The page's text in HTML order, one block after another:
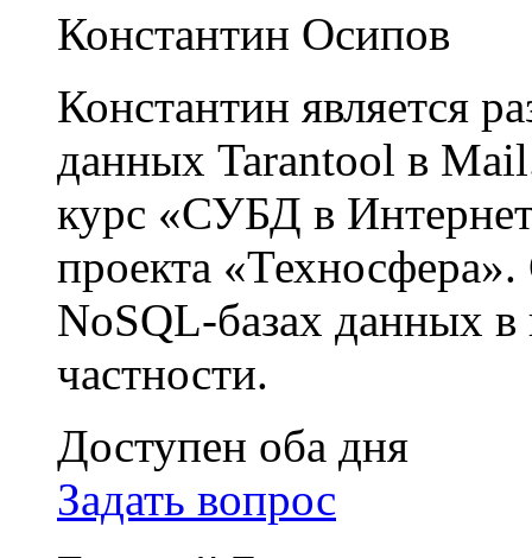
Константин Осипов
Константин является
данных Tarantool в
курс «СУБД в
проекта
NoSQL-базах данных
частности.
Доступен оба дня
Задать вопрос